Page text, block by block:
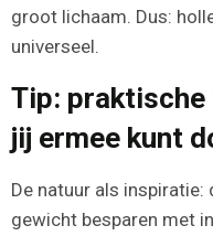
groot lichaam. Dus:
universeel.
Tip: praktische
jij ermee kunt
De natuur als
gewicht besparen met